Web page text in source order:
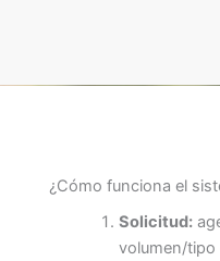
¿Cómo funciona el
Solicitud:
volumen/tipo